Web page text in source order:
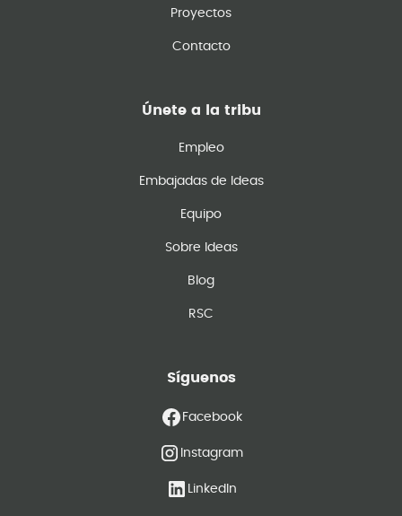
Proyectos
Contacto
Únete a la tribu
Empleo
Embajadas de Ideas
Equipo
Sobre Ideas
Blog
RSC
Síguenos
Facebook
Instagram
LinkedIn